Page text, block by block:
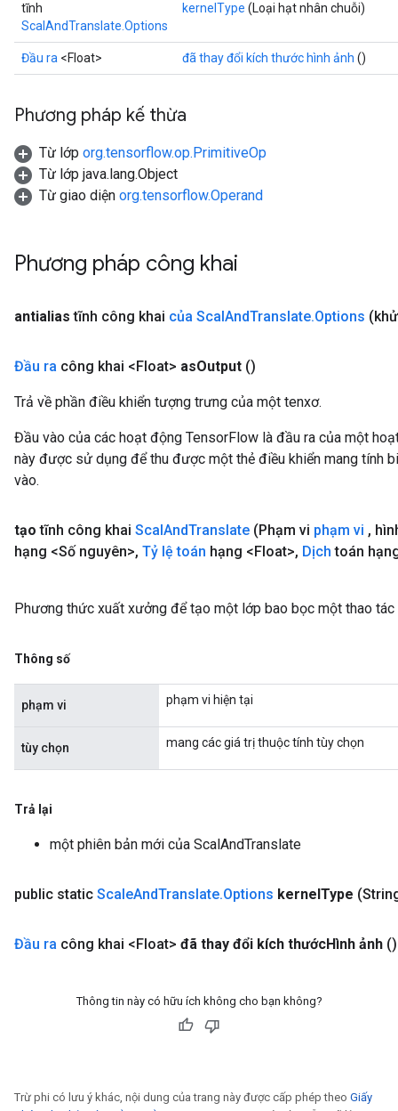
tĩnh
ScalAndTranslate.Options
kernelType (Loại hạt nhân chuỗi)
Đầu ra <Float> đã thay đổi kích thước hình ảnh ()
Phương pháp kế thừa
Từ lớp org.tensorflow.op.PrimitiveOp
Từ lớp java.lang.Object
Từ giao diện org.tensorflow.Operand
Phương pháp công khai
antialias tĩnh công khai của ScalAndTranslate.Options
Đầu ra công khai <Float> asOutput ()
Trả về phần điều khiển tượng trưng của một tenxơ.
Đầu vào của các hoạt động TensorFlow là đầu ra của một
này được sử dụng để thu được một thẻ điều khiển mang tính
vào.
tạo tĩnh công khai ScalAndTranslate (Phạm vi phạm vi ,
hạng <Số nguyên>, Tỷ lệ toán hạng <Float>, Dịch toán
Phương thức xuất xưởng để tạo một lớp bao bọc một thao tác
Thông số
phạm vi phạm vi hiện tại
tùy chọn mang các giá trị thuộc tính tùy chọn
Trả lại
một phiên bản mới của ScalAndTranslate
public static ScaleAndTranslate.Options kernelType
Đầu ra công khai <Float> đã thay đổi kích thướcHình ảnh ()
Thông tin này có hữu ích không cho bạn không?
Trừ phi có lưu ý khác, nội dung của trang này được cấp phép theo Giấy